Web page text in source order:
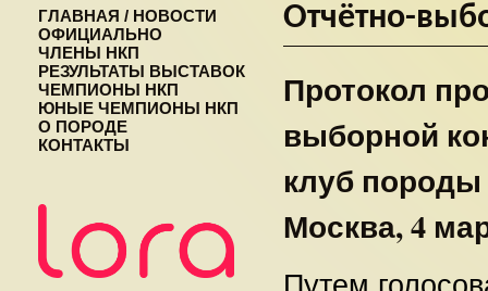
ГЛАВНАЯ / НОВОСТИ
ОФИЦИАЛЬНО
ЧЛЕНЫ НКП
РЕЗУЛЬТАТЫ ВЫСТАВОК
ЧЕМПИОНЫ НКП
ЮНЫЕ ЧЕМПИОНЫ НКП
О ПОРОДЕ
КОНТАКТЫ
Отчётно-
Протокол
выборной
клуб
Москва, 4